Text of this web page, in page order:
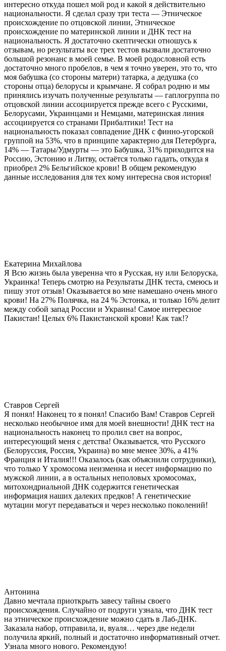
интересно откуда пошел мой род и какой я действительно
национальности. Я сделал сразу три теста — Этническое
происхождение по отцовской линии, Этническое
происхождение по материнской линии и ДНК тест на
национальность. Я достаточно скептически отношусь к
отзывам, но результаты все трех тестов вызвали достаточно
большой резонанс в моей семье. В моей родословной есть
достаточно много пробелов, в чем я точно уверен, это то, что
моя бабушка (со стороны матери) татарка, а дедушка (со
стороны отца) белорусы и крымчане. Я собрал родню и мы
принялись изучать полученные результаты — гаплогруппа по
отцовской линии ассоциируется прежде всего с Русскими,
Белорусами, Украинцами и Немцами, материнская линия
ассоциируется со странами Прибалтики! Тест на
национальность показал совпадение ДНК с финно-угорской
группой на 53%, что в принципе характерно для Петербурга,
14% — Татары/Удмурты — это Бабушка, 31% приходится на
Россию, Эстонию и Литву, остаётся только гадать, откуда я
приобрел 2% Бельгийское крови! В общем рекомендую
данные исследования для тех кому интересна своя история!
Екатерина Михайлова
Я Всю жизнь была уверенна что я Русская, ну или Белоруска,
Украинка! Теперь смотрю на Результаты ДНК теста, смеюсь и
пишу этот отзыв! Оказывается во мне намешано очень много
крови! На 27% Полячка, на 24 % Эстонка, и только 16% делит
между собой запад России и Украина! Самое интересное
Пакистан! Целых 6% Пакистанской крови! Как так!?
Ставров Сергей
Я понял! Наконец то я понял! Спасибо Вам! Ставров Сергей
несколько необычное имя для моей внешности! ДНК тест на
национальность наконец то пролил свет на вопрос,
интересующий меня с детства! Оказывается, что Русского
(Белоруссия, Россия, Украина) во мне менее 30%, а 41%
Франция и Италия!!! Оказалось (как объяснили сотрудники),
что только Y хромосома неизменна и несет информацию по
мужской линии, а в остальных неполовых хромосомах,
митохондриальной ДНК содержится генетическая
информация наших далеких предков! А генетические
мутации могут передаваться и через несколько поколений!
Антонина
Давно мечтала приоткрыть завесу тайны своего
происхождения. Случайно от подруги узнала, что ДНК тест
на этническое происхождение можно сдать в Лаб-ДНК.
Заказала набор, отправила, и, вуаля… через две недели
получила яркий, полный и достаточно информативный отчет.
Узнала много нового. Рекомендую!